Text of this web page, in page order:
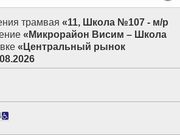
трамвая «11, Школа №107 - м/р
«Микрорайон Висим – Школа
«Центральный рынок